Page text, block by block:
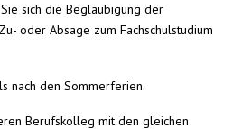
sich die Beglaubigung der
oder Absage zum Fachschulstudium
nach den Sommerferien.
Berufskolleg mit den gleichen